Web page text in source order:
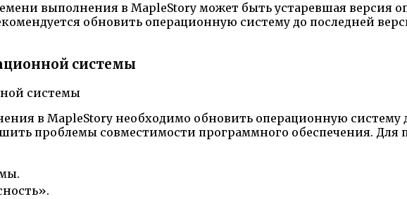
выполнения в MapleStory может быть устаревшая версия
обновить операционную систему до последней
системы
в MapleStory необходимо обновить операционную систему
проблемы совместимости программного обеспечения. Для